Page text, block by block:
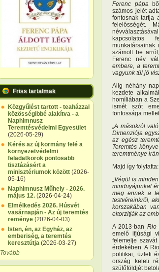
Friss tartalmak
Közgyűlést tartott - teaházzal
közösségibbé alakítva - a
Naphimnusz
Teremtésvédelmi Egyesület
(2026-05-29)
Kérés az új kormány felé a
környezetvédelmi
feladatkörök pontosabb
tisztázásért a
minisztériumok között (2026-
05-16)
Naphimnusz Műhely - 2026.
május 12. (2026-04-24)
Elmélkedés 2026. Húsvét
vasárnapján - Az új teremtés
reménye (2026-04-03)
Isten, én, az Egyház, az
emberiség, a teremtés
keresztútja (2026-03-27)
Tovább
Ferenc pápabő
számos jelét
fontosnak tartja
felelősségét.
kapcsolatos
munkatársainak
számolt be
Ferenc név
embere, a
vagyunk túl jó
Alig néhány
kezdete
homíliában a
ismét szót
fontossága
„A másokról
Dimenziója
az egész
Teremtés
teremtménye
Majd így folytatta:
„Végül is
mindnyájunkat
meg ennek a
testvéreinkről,
korszakában
eltorzítják az
A 2013-ban Rio
emelő ifjúsági
felemelje
érdekében. A
politikai, üzleti
ország keleti
szülőföldjét